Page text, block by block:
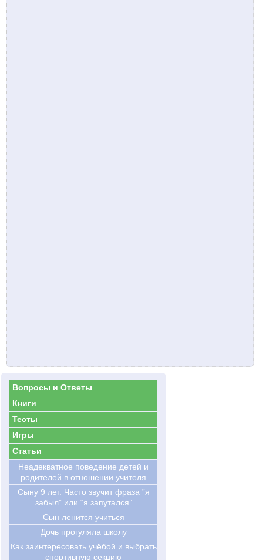
Вопросы и Ответы
Книги
Тесты
Игры
Статьи
Hеадекватное поведение детей и
родителей в отношении учителя
Сыну 9 лет. Часто звучит фраза ”я
забыл” или “я запутался”
Сын ленится учиться
Дочь прогуляла школу
Как заинтересовать учёбой и выбрать
спортивную секцию